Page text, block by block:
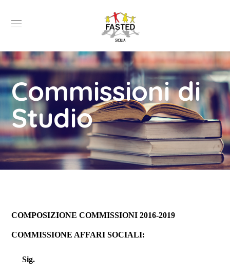
Commissioni di
Studio
COMPOSIZIONE COMMISSIONI 2016-2019
COMMISSIONE AFFARI SOCIALI:
Sig.